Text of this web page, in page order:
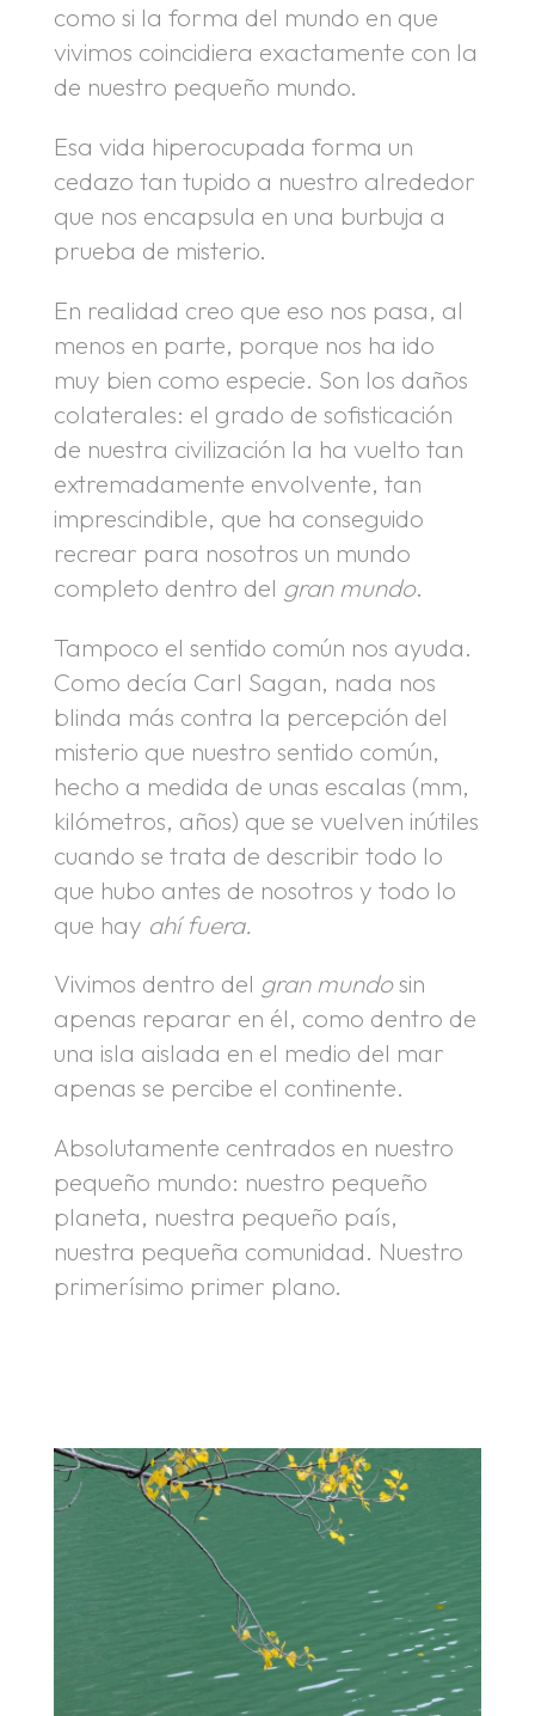
como si la forma del mundo en que
vivimos coincidiera exactamente con la
de nuestro pequeño mundo.
Esa vida hiperocupada forma un
cedazo tan tupido a nuestro alrededor
que nos encapsula en una burbuja a
prueba de misterio.
En realidad creo que eso nos pasa, al
menos en parte, porque nos ha ido
muy bien como especie. Son los daños
colaterales: el grado de sofisticación
de nuestra civilización la ha vuelto tan
extremadamente envolvente, tan
imprescindible, que ha conseguido
recrear para nosotros un mundo
completo dentro del gran mundo.
Tampoco el sentido común nos ayuda.
Como decía Carl Sagan, nada nos
blinda más contra la percepción del
misterio que nuestro sentido común,
hecho a medida de unas escalas (mm,
kilómetros, años) que se vuelven inútiles
cuando se trata de describir todo lo
que hubo antes de nosotros y todo lo
que hay ahí fuera.
Vivimos dentro del gran mundosin
apenas reparar en él, como dentro de
una isla aislada en el medio del mar
apenas se percibe el continente.
Absolutamente centrados en nuestro
pequeño mundo: nuestro pequeño
planeta, nuestra pequeño país,
nuestra pequeña comunidad. Nuestro
primerísimo primer plano.